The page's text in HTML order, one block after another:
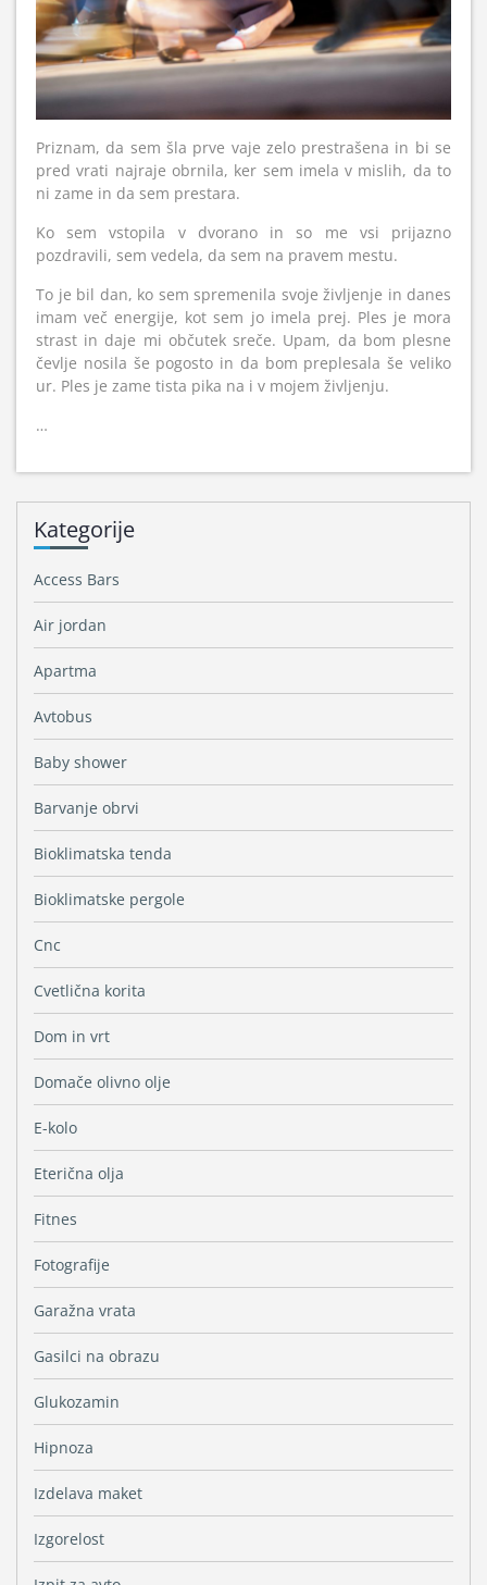
Priznam, da sem šla prve vaje zelo prestrašena in bi se
pred vrati najraje obrnila, ker sem imela v mislih, da to
ni zame in da sem prestara.
Ko sem vstopila v dvorano in so me vsi prijazno
pozdravili, sem vedela, da sem na pravem mestu.
To je bil dan, ko sem spremenila svoje življenje in danes
imam več energije, kot sem jo imela prej. Ples je mora
strast in daje mi občutek sreče. Upam, da bom plesne
čevlje nosila še pogosto in da bom preplesala še veliko
ur. Ples je zame tista pika na i v mojem življenju.
…
Kategorije
Access Bars
Air jordan
Apartma
Avtobus
Baby shower
Barvanje obrvi
Bioklimatska tenda
Bioklimatske pergole
Cnc
Cvetlična korita
Dom in vrt
Domače olivno olje
E-kolo
Eterična olja
Fitnes
Fotografije
Garažna vrata
Gasilci na obrazu
Glukozamin
Hipnoza
Izdelava maket
Izgorelost